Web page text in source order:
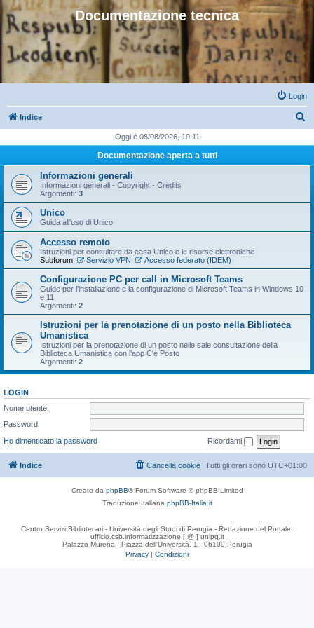
Documentazione tecnica
Login
Indice
c
Oggi è 08/08/2026, 19:11
Documentazione aperta a tutti
Informazioni generali
Informazioni generali - Copyright - Credits
Argomenti: 3
Unico
Guida all'uso di Unico
Accesso remoto
Istruzioni per consultare da casa Unico e le risorse elettroniche
Subforum:
Servizio VPN Accesso federato (IDEM)
Configurazione PC per call in Microsoft Teams
Guide per l'installazione e la configurazione di Microsoft Teams in Windows 10
e 11
Argomenti: 2
Istruzioni per la prenotazione di un posto nella Biblioteca
Umanistica
Istruzioni per la prenotazione di un posto nelle sale consultazione della
Biblioteca Umanistica con l'app C'è Posto
Argomenti: 2
LOGIN
Nome utente:
Password:
Ho dimenticato la password
Ricordami
Indice Tutti gli orari sono UTC+01:00
Cancella cookie
Creato da phpBB® Forum Software © phpBB Limited
Traduzione Italiana phpBB-Italia.it
Centro Servizi Bibliotecari - Università degli Studi di Perugia - Redazione del Portale:
ufficio.csb.informatizzazione [ @ ] unipg.it
Palazzo Murena - Piazza dell'Università, 1 - 06100 Perugia
Privacy | Condizioni